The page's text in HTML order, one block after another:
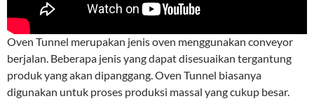
Oven Tunnel merupakan jenis oven menggunakan conveyor
berjalan. Beberapa jenis yang dapat disesuaikan tergantung
produk yang akan dipanggang. Oven Tunnel biasanya
digunakan untuk proses produksi massal yang cukup besar.